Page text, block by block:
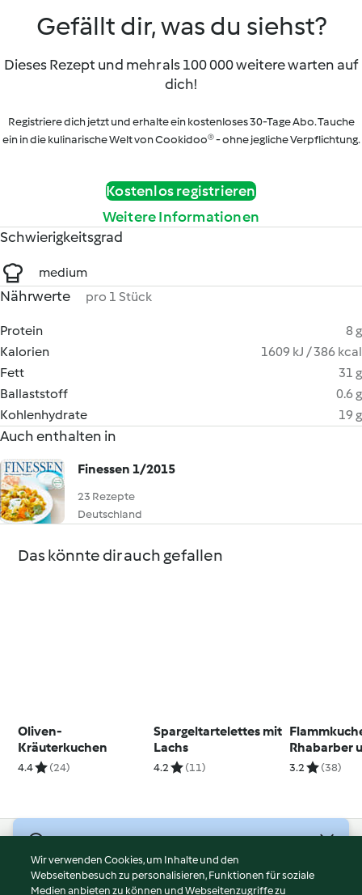
Gefällt dir, was du siehst?
Dieses Rezept und mehr als 100 000 weitere warten auf
dich!
Registriere dich jetzt und erhalte ein kostenloses 30-Tage Abo. Tauche
ein in die kulinarische Welt von Cookidoo® - ohne jegliche Verpflichtung.
Kostenlos registrieren
Weitere Informationen
Schwierigkeitsgrad
medium
Nährwerte pro 1 Stück
Protein
8 g
Kalorien
1609 kJ / 386 kcal
Fett
31 g
Ballaststoff
0.6 g
Kohlenhydrate
19 g
Auch enthalten in
Finessen 1/2015
23 Rezepte
Deutschland
Das könnte dir auch gefallen
Oliven-
Kräuterkuchen
4.4 (24)
Spargeltartelettes mit
Lachs
4.2 (11)
Rhabarber
Gorgonzola
3.2 (38)
Nutzungsbedingungen
Wir verwenden Cookies, um Inhalte und den
Webseitenbesuch zu personalisieren, Funktionen für soziale
Medien anbieten zu können und Webseitenzugriffe zu